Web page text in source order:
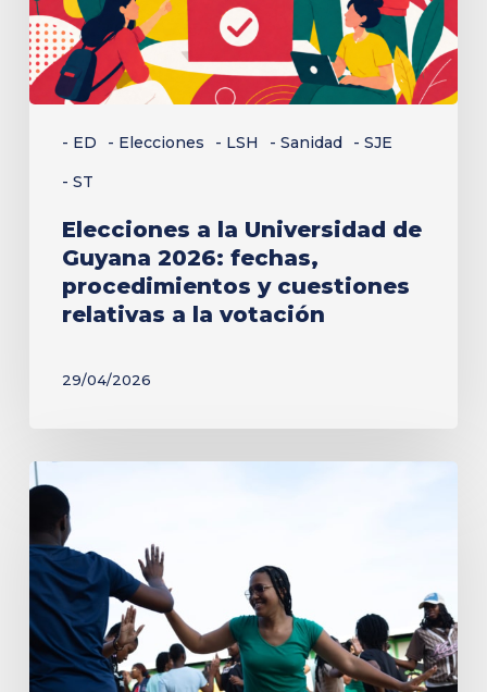
- ED - Elecciones - LSH - Sanidad
- SJE
- ST
2026:
fechas,
procedimientos
relativas
votación
Elecciones a la Universidad de
Guyana 2026: fechas,
procedimientos y cuestiones
relativas a la votación
29/04/2026
Un
dinámico
comienzo
de
curso
en
UFR